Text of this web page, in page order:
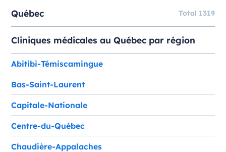
Québec Total 1319
Cliniques médicales au Québec par région
Abitibi-Témiscamingue
Bas-Saint-Laurent
Capitale-Nationale
Centre-du-Québec
Chaudière-Appalaches